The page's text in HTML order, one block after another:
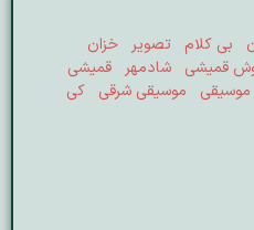
بی کلام تصویر
خزان
قمیشی شادمهر
قمیشی
موسیقی موسیقی شرقی
کی